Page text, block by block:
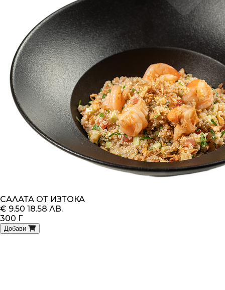
САЛАТА ОТ ИЗТОКА
€ 9.50 18.58 ЛВ.
300 Г
Добави